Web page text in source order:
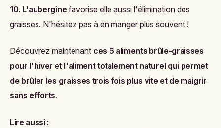
10. L'aubergine favorise elle aussi l'élimination des
graisses. N'hésitez pas à en manger plus souvent !
Découvrez maintenant ces 6 aliments brûle-graisses
pour l'hiver et l'aliment totalement naturel qui permet
de brûler les graisses trois fois plus vite et de maigrir
sans efforts.
Lire aussi :